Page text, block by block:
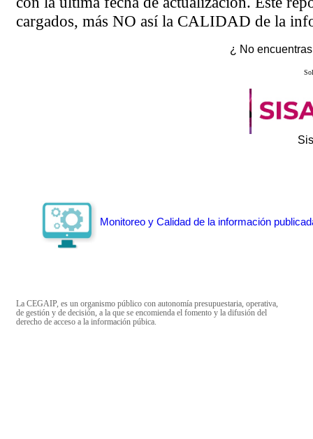
cargados, más NO así la CALIDAD de la
¿ No
Monitoreo y Calidad de la información
La CEGAIP, es un organismo público con autonomía presupuestaria, operativa,
de gestión y de decisión, a la que se encomienda el fomento y la difusión del
derecho de acceso a la información púbica.